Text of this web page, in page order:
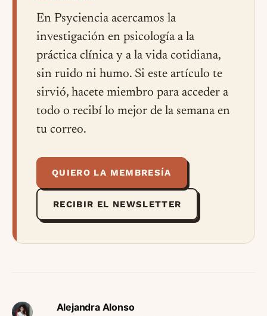
En Psyciencia acercamos la
investigación en psicología a la
práctica clínica y a la vida cotidiana,
sin ruido ni humo. Si este artículo te
sirvió, hacete miembro para acceder a
todo o recibí lo mejor de la semana en
tu correo.
QUIERO LA MEMBRESÍA
RECIBIR EL NEWSLETTER
Alejandra Alonso